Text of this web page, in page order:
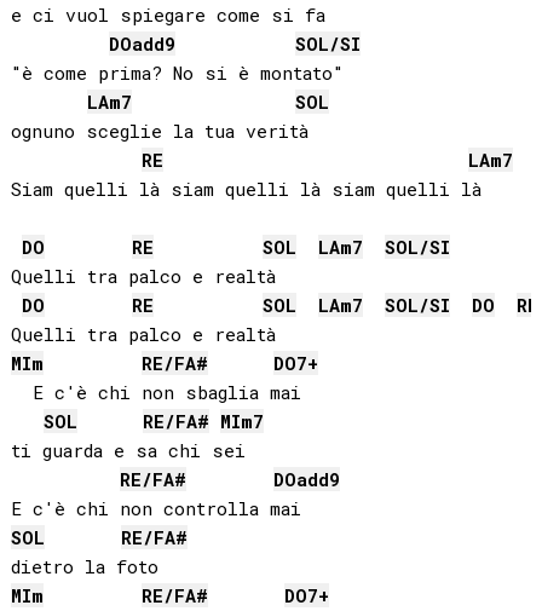
e ci vuol spiegare come si fa
DOadd9 SOL/SI
"è come prima? No si è montato"
LAm7
SOL
ognuno sceglie la tua verità
RE
LAm7
Siam quelli là siam quelli là siam quelli là
DO RE SOL LAm7 SOL/SI
Quelli tra palco e realtà
DO
RE SOL LAm7 SOL/SI DO
RE
MIm RE/FA# DO7+
  E c'è chi non sbaglia mai
SOL
RE/FA# MIm7
ti guarda e sa chi sei
RE/FA# DOadd9
SOL
RE/FA#
MIm RE/FA# DO7+